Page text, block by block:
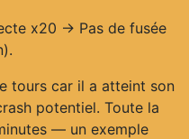
x20 → Pas de fusée
tours car il a atteint son
potentiel. Toute la
— un exemple